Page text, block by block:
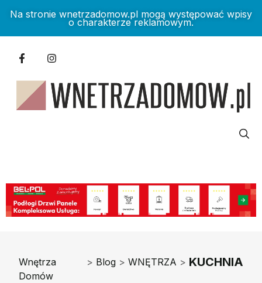
Na stronie wnetrzadomow.pl mogą występować wpisy
o charakterze reklamowym.
Wnętrza
Domów
> Blog > WNĘTRZA > KUCHNIA